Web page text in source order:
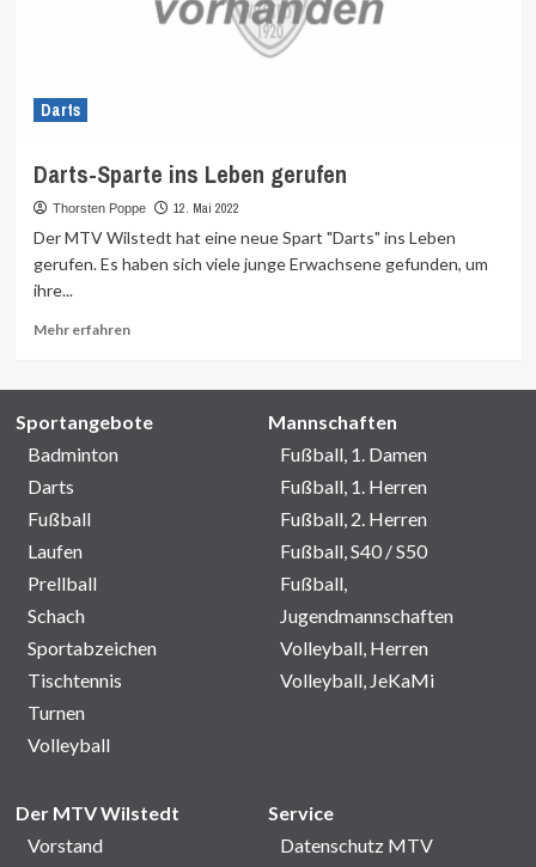
Darts
Darts-Sparte ins Leben gerufen
Thorsten Poppe 12. Mai 2022
Der MTV Wilstedt hat eine neue Spart "Darts" ins Leben
gerufen. Es haben sich viele junge Erwachsene gefunden, um
ihre...
Mehr erfahrenMehr
Sportangebote
Badminton
Darts
Fußball
Laufen
Prellball
Schach
Sportabzeichen
Tischtennis
Turnen
Volleyball
Mannschaften
Fußball, 1. Damen
Fußball, 1. Herren
Fußball, 2. Herren
Fußball, S40 / S50
Fußball,
Jugendmannschaften
Volleyball, Herren
Volleyball, JeKaMi
Der MTV Wilstedt
Vorstand
Service
Datenschutz MTV